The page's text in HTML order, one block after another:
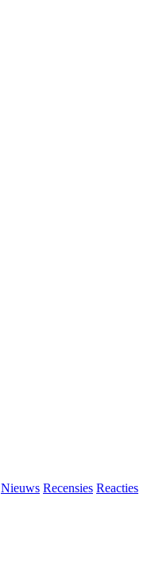
Nieuws Recensies Reacties